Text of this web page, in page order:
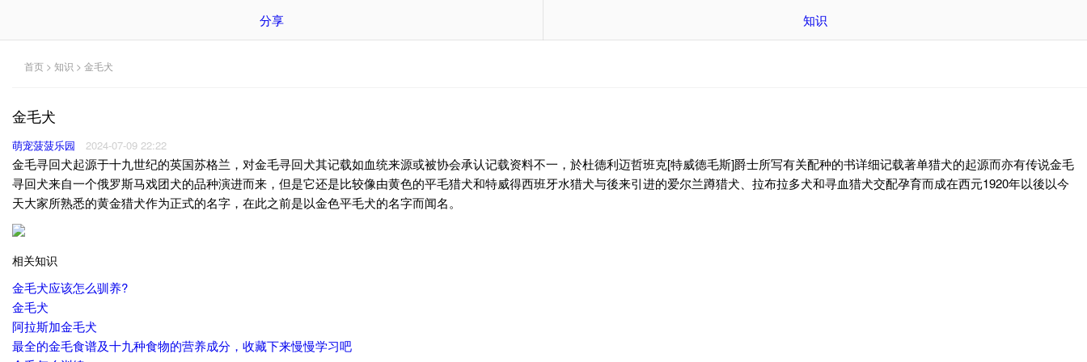
分享 知识
首页 > 知识 > 金毛犬
金毛犬
萌宠菠菠乐园 2024-07-09 22:22
金毛寻回犬起源于十九世纪的英国苏格兰，对金毛寻回犬其记载如血统来源或被协会承认记载资料不一，於杜德利迈哲班克[特威德毛斯]爵士所写有关配种的书详细记载著单猎犬的起源而亦有传说金毛
寻回犬来自一个俄罗斯马戏团犬的品种演进而来，但是它还是比较像由黄色的平毛猎犬和特威得西班牙水猎犬与後来引进的爱尔兰蹲猎犬、拉布拉多犬和寻血猎犬交配孕育而成在西元1920年以後以今
天大家所熟悉的黄金猎犬作为正式的名字，在此之前是以金色平毛犬的名字而闻名。
相关知识
金毛犬应该怎么驯养?
金毛犬
阿拉斯加金毛犬
最全的金毛食谱及十九种食物的营养成分，收藏下来慢慢学习吧